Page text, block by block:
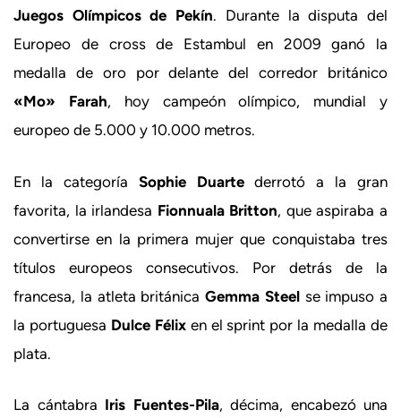
Juegos Olímpicos de Pekín. Durante la disputa del
Europeo de cross de Estambul en 2009 ganó la
medalla de oro por delante del corredor británico
«Mo» Farah, hoy campeón olímpico, mundial y
europeo de 5.000 y 10.000 metros.
En la categoría Sophie Duartederrotó a la gran
favorita, la irlandesa Fionnuala Britton, que aspiraba a
convertirse en la primera mujer que conquistaba tres
títulos europeos consecutivos. Por detrás de la
francesa, la atleta británica Gemma Steelse impuso a
la portuguesa Dulce Félixen el sprint por la medalla de
plata.
La cántabra Iris Fuentes-Pila, décima, encabezó una